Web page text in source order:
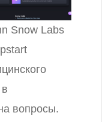
Snow Labs
вопросы.